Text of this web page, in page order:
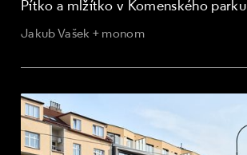
Pítko a mlžítko v Komenského parku
Jakub Vašek + monom